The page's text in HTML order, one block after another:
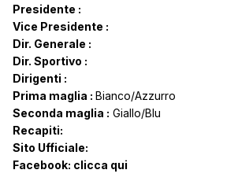
Presidente :
Vice Presidente :
Dir. Generale :
Dir. Sportivo :
Dirigenti :
Prima maglia : Bianco/Azzurro
Seconda maglia : Giallo/Blu
Recapiti:
Sito Ufficiale:
Facebook: clicca qui